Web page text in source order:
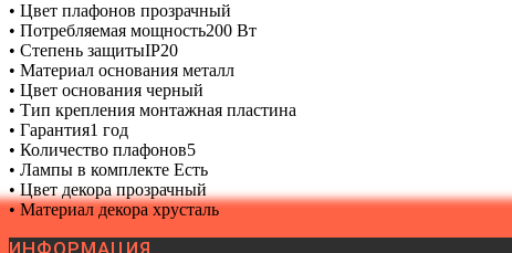
• Цвет плафонов прозрачный
• Потребляемая мощность200 Вт
• Степень защитыIP20
• Материал основания металл
• Цвет основания черный
• Тип крепления монтажная пластина
• Гарантия1 год
• Количество плафонов5
• Лампы в комплекте Есть
• Цвет декора прозрачный
• Материал декора хрусталь
ИНФОРМАЦИЯ